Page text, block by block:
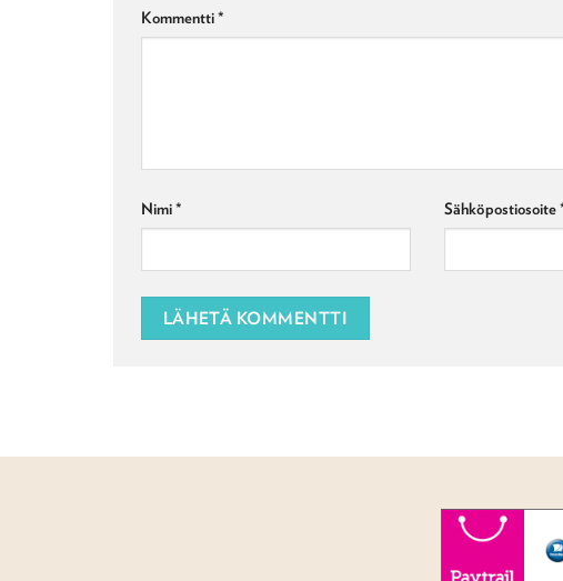
Kommentti*
Nimi* Sähköpostiosoite